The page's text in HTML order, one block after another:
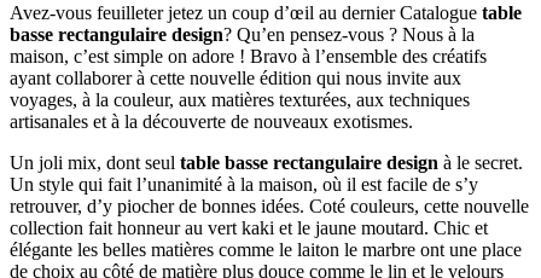
Avez-vous feuilleter jetez un coup d’œil au dernier Catalogue table
basse rectangulaire design? Qu’en pensez-vous ? Nous à la
maison, c’est simple on adore ! Bravo à l’ensemble des créatifs
ayant collaborer à cette nouvelle édition qui nous invite aux
voyages, à la couleur, aux matières texturées, aux techniques
artisanales et à la découverte de nouveaux exotismes.
Un joli mix, dont seul table basse rectangulaire design à le secret.
Un style qui fait l’unanimité à la maison, où il est facile de s’y
retrouver, d’y piocher de bonnes idées. Coté couleurs, cette nouvelle
collection fait honneur au vert kaki et le jaune moutard. Chic et
élégante les belles matières comme le laiton le marbre ont une place
de choix au côté de matière plus douce comme le lin et le velours